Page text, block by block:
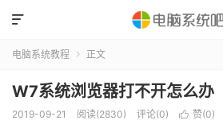

电脑系统教程  正文
W7系统浏览器打不开怎么办
2019-09-21 阅读(2830) 评论(0)  赞(0)